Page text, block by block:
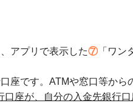
アプリで表示した⑦「ワン
座です。ATMや窓口等から
座が、自分の入金先銀行口